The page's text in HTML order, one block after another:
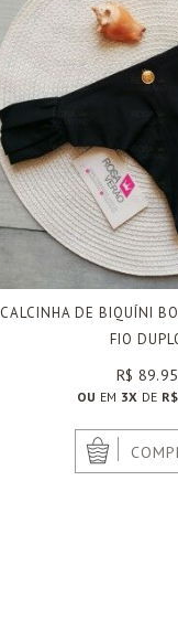
CALCINHA DE BIQUÍNI
FIO
R$ 89.95
OU EM 3X DE